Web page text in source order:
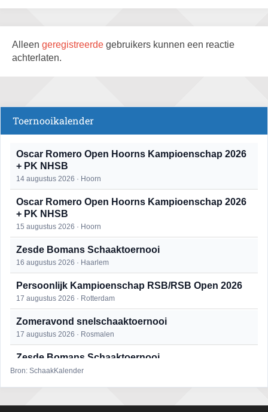
Alleen geregistreerde gebruikers kunnen een reactie
achterlaten.
Toernooikalender
Oscar Romero Open Hoorns Kampioenschap 2026
+ PK NHSB
14 augustus 2026 · Hoorn
Oscar Romero Open Hoorns Kampioenschap 2026
+ PK NHSB
15 augustus 2026 · Hoorn
Zesde Bomans Schaaktoernooi
16 augustus 2026 · Haarlem
Persoonlijk Kampioenschap RSB/RSB Open 2026
17 augustus 2026 · Rotterdam
Zomeravond snelschaaktoernooi
17 augustus 2026 · Rosmalen
Zesde Bomans Schaaktoernooi
17 augustus 2026 · Haarlem
18 augustus 2026 · Rosmalen
Bron: SchaakKalender